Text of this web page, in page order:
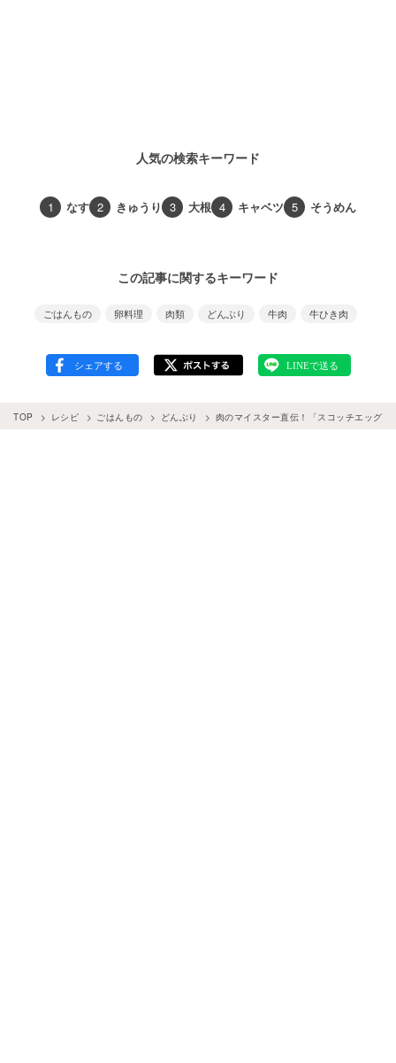
人気の検索キーワード
1 なす 2 きゅうり 3 大根 4 キャベツ 5 そうめん
この記事に関するキーワード
ごはんもの 卵料理 肉類 どんぶり 牛肉 牛ひき肉
TOP レシピ ごはんもの どんぶり 肉のマイスター直伝！「スコッチエッグ